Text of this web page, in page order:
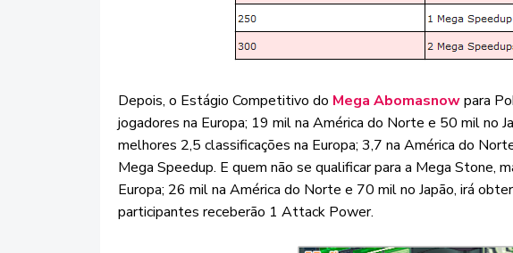
Depois, o Estágio Competitivo do Mega Abomasnowpara
jogadores na Europa; 19 mil na América do Norte e 50 mil no
melhores 2,5 classificações na Europa; 3,7 na América do
Mega Speedup. E quem não se qualificar para a Mega Stone,
Europa; 26 mil na América do Norte e 70 mil no Japão, irá
participantes receberão 1 Attack Power.